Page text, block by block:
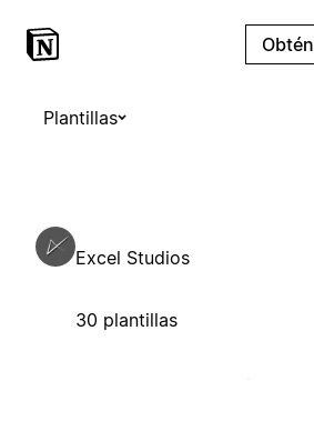
Plantillas
Excel Studios
30 plantillas